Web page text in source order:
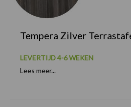
Tempera Zilver
LEVERTIJD 4-6 WEKEN
Lees meer...